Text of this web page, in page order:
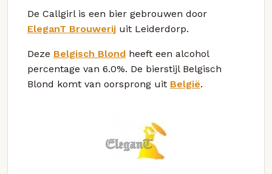
De Callgirl is een bier gebrouwen door
EleganT Brouwerij uit Leiderdorp.
Deze Belgisch Blond heeft een alcohol
percentage van 6.0%. De bierstijl Belgisch
Blond komt van oorsprong uit België.